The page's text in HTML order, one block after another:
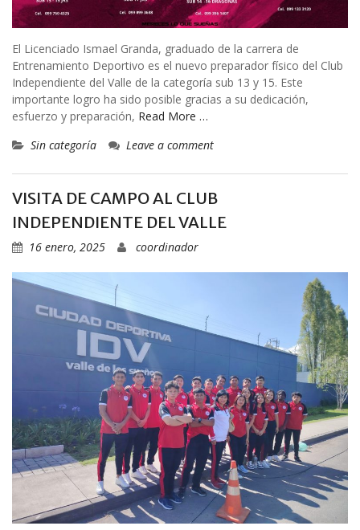
El Licenciado Ismael Granda, graduado de la carrera de
Entrenamiento Deportivo es el nuevo preparador físico del Club
Independiente del Valle de la categoría sub 13 y 15. Este
importante logro ha sido posible gracias a su dedicación,
esfuerzo y preparación, Read More …
Sin categoría
Leave a comment
VISITA DE CAMPO AL CLUB
INDEPENDIENTE DEL VALLE
16 enero, 2025 coordinador